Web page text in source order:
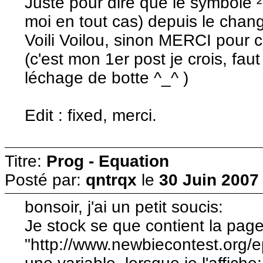
moi en tout cas) depuis le
Voili Voilou, sinon MERCI pour
(c'est mon 1er post je crois,
léchage de botte ^_^ )
Edit : fixed, merci.
Titre: Prog - Equation
Posté par: qntrqx le 30 Juin
bonsoir, j'ai un petit soucis:
Je stock se que contient la
"http://www.newbiecontest.org/